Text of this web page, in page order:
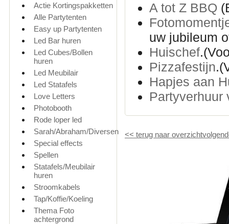
Actie Kortingspakketten
Alle Partytenten
Easy up Partytenten
Led Bar huren
Led Cubes/Bollen
huren
Led Meubilair
Led Statafels
Love Letters
Photobooth
Rode loper led
Sarah/Abraham/Diversen
Special effects
Spellen
Statafels/Meubilair
huren
Stroomkabels
Tap/Koffie/Koeling
Thema Foto
achtergrond
A tot Z BBQ
uw jubileum
Huischef
Pizzafestijn
Hapjes aan
Partyverhuur
<< terug naar overzicht